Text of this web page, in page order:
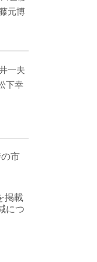
元博
一夫
下幸
市
掲載
につ